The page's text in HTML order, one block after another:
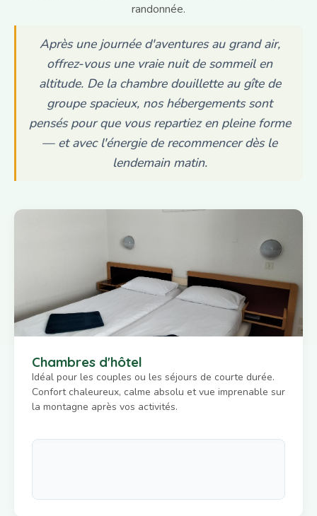
randonnée.
Après une journée d'aventures au grand air,
offrez-vous une vraie nuit de sommeil en
altitude. De la chambre douillette au gîte de
groupe spacieux, nos hébergements sont
pensés pour que vous repartiez en pleine forme
— et avec l'énergie de recommencer dès le
lendemain matin.
Chambres d'hôtel
Idéal pour les couples ou les séjours de courte durée.
Confort chaleureux, calme absolu et vue imprenable sur
la montagne après vos activités.